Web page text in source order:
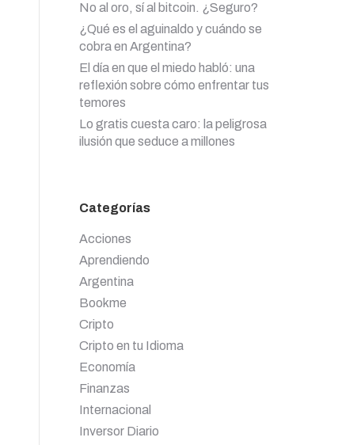
No al oro, sí al bitcoin. ¿Seguro?
¿Qué es el aguinaldo y cuándo se
cobra en Argentina?
El día en que el miedo habló: una
reflexión sobre cómo enfrentar tus
temores
Lo gratis cuesta caro: la peligrosa
ilusión que seduce a millones
Categorías
Acciones
Aprendiendo
Argentina
Bookme
Cripto
Cripto en tu Idioma
Economía
Finanzas
Internacional
Inversor Diario